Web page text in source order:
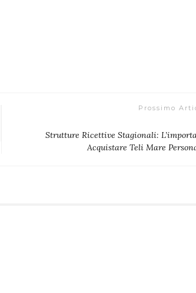
Prossimo
Strutture Ricettive Stagionali:
Acquistare Teli Mare